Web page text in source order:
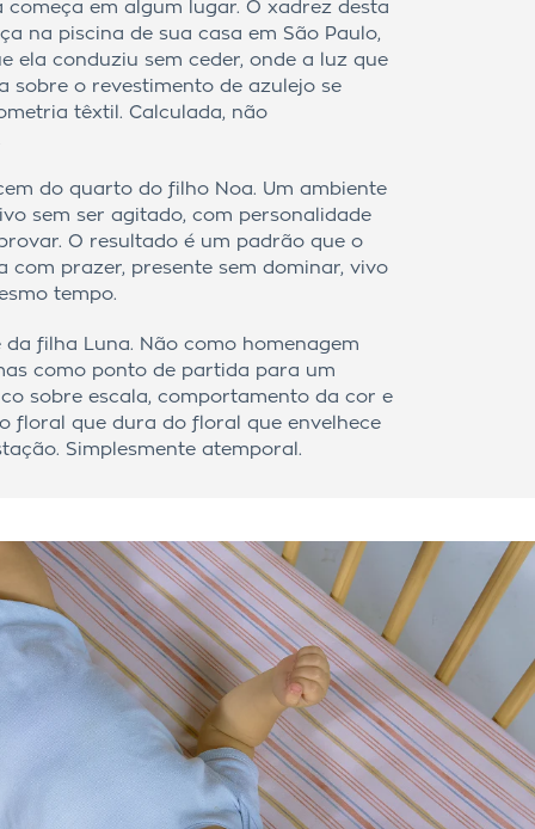
começa em algum lugar. O xadrez desta
na piscina de sua casa em São Paulo,
ela conduziu sem ceder, onde a luz que
sobre o revestimento de azulejo se
têxtil. Calculada, não
do quarto do filho Noa. Um ambiente
sem ser agitado, com personalidade
O resultado é um padrão que o
com prazer, presente sem dominar, vivo
tempo.
da filha Luna. Não como homenagem
como ponto de partida para um
sobre escala, comportamento da cor e
floral que dura do floral que envelhece
Simplesmente atemporal.